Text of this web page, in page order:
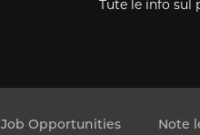
Tute le info sul
Job Opportunities Note